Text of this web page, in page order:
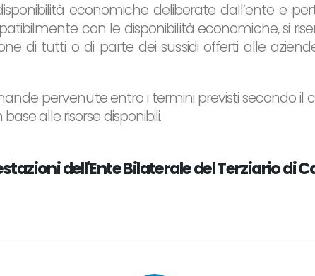
economiche deliberate dall’ente e
con le disponibilità economiche, si
di tutti o di parte dei sussidi offerti alle
pervenute entro i termini previsti secondo il
alle risorse disponibili.
dell'Ente Bilaterale del Terziario di